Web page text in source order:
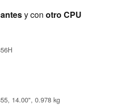
y con otro CPU
14.00", 0.978 kg